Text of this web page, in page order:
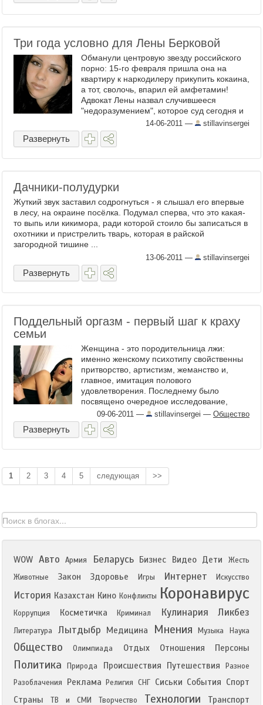
Три года условно для Лены Берковой
Обманули центровую звезду российского
порно: 15-го февраля пришла она на
квартиру к наркодилеру прикупить кокаина,
а тот, сволочь, впарил ей амфетамин!
Адвокат Лены назвал случившееся
"недоразумением", которое суд сегодня и
оценил в три года ...14-06-2011 — stillavinsergei
Развернуть
Дачники-полудурки
Жуткий звук заставил содрогнуться - я слышал его впервые
в лесу, на окраине посёлка. Подумал сперва, что это какая-
то выпь или кикимора, ради которой стоило бы записаться в
охотники и пристрелить тварь, которая в райской
загородной тишине ...
13-06-2011 — stillavinsergei
Развернуть
Поддельный оргазм - первый шаг к краху
семьи
Женщина - это породительница лжи:
именно женскому психотипу свойственны
притворство, артистизм, жеманство и,
главное, имитация полового
удовлетворения. Последнему было
посвящено очередное исследование,
проведённое в Штатах, и показало оно ...
09-06-2011 — stillavinsergei — Общество
Развернуть
1 2 3 4 5 следующая >>
WOW Авто Армия Беларусь Бизнес Видео Дети
Жесть
Животные
Закон Здоровье Игры Интернет Искусство
История Казахстан Кино Конфликты Коронавирус
Коррупция Косметичка Криминал Кулинария Ликбез
Литература Лытдыбр Медицина Мнения Музыка Наука
Общество Олимпиада Отдых Отношения Персоны
Политика Природа Происшествия Путешествия
Разное
Разоблачения
Реклама Религия СНГ Сиськи События Спорт
Страны
ТВ и СМИ Творчество Технологии Транспорт